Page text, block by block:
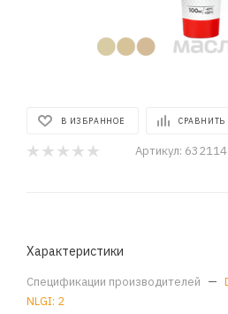
В ИЗБРАННОЕ СРАВНИТЬ
Артикул: 632114
Характеристики
Спецификации производителей —
NLGI: 2